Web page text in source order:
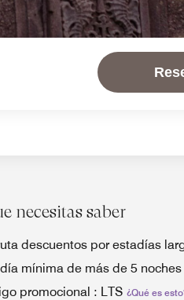
necesitas saber
descuentos por estadías
mínima de más de 5 noches
promocional : LTS ¿Qué es esto